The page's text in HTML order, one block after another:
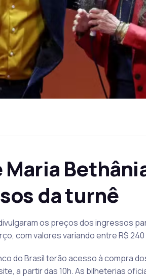
da turnê
os preços dos ingressos
com valores variando entre R$ 240
do Brasil terão acesso à compra
a partir das 10h. As bilheterias